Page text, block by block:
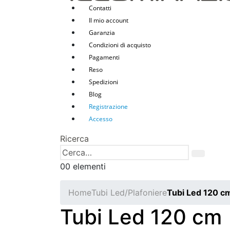
Contatti
Il mio account
Garanzia
Condizioni di acquisto
Pagamenti
Reso
Spedizioni
Blog
Registrazione
Accesso
Ricerca
00 elementi
HomeTubi Led/PlafoniereTubi Led 120
Tubi Led 120 cm